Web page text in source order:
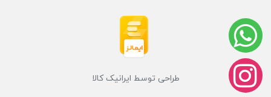
طراحی توسط ایرانیک کالا